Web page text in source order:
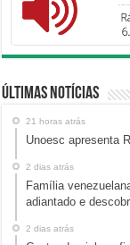
Últimas Notícias
21 horas atrás
Unoesc apresenta
2 dias atrás
Família
adiantado e
2 dias atrás